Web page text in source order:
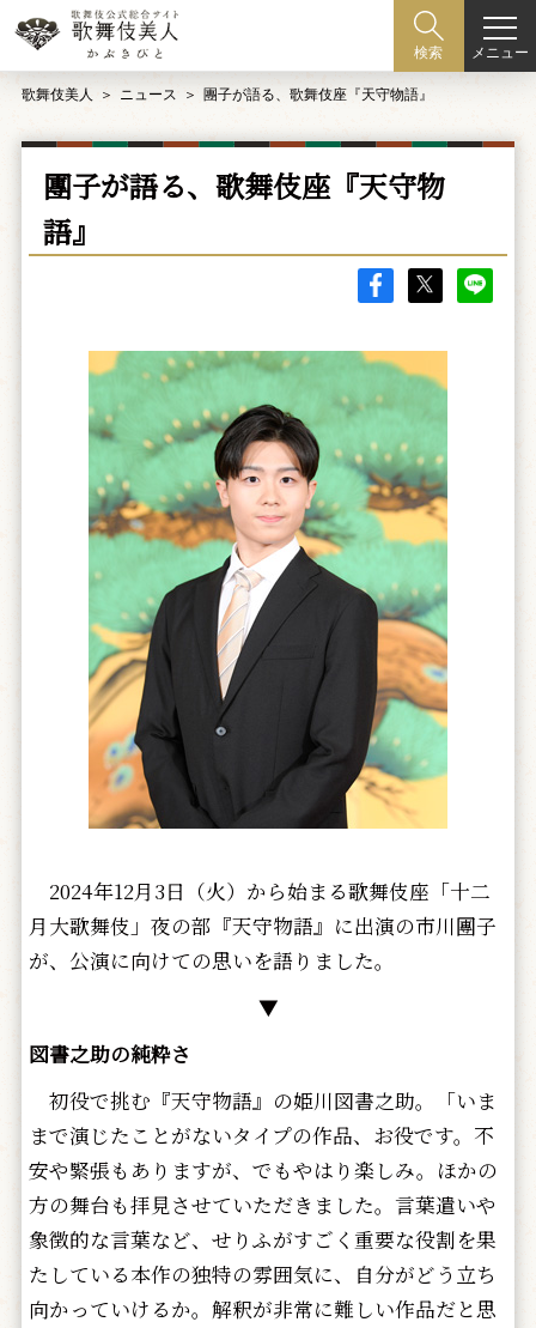
検索 メニュー
歌舞伎美人 ニュース 團子が語る、歌舞伎座『天守物語』
團子が語る、歌舞伎座『天守物
語』
2024年12月3日（火）から始まる歌舞伎座「十二
月大歌舞伎」夜の部『天守物語』に出演の市川團子
が、公演に向けての思いを語りました。
▼
図書之助の純粋さ
初役で挑む『天守物語』の姫川図書之助。「いま
まで演じたことがないタイプの作品、お役です。不
安や緊張もありますが、でもやはり楽しみ。ほかの
方の舞台も拝見させていただきました。言葉遣いや
象徴的な言葉など、せりふがすごく重要な役割を果
たしている本作の独特の雰囲気に、自分がどう立ち
向かっていけるか。解釈が非常に難しい作品だと思